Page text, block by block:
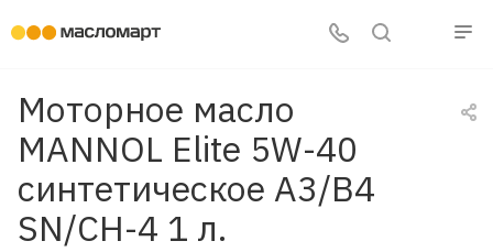
Моторное масло
MANNOL Elite 5W-40
синтетическое A3/B4
SN/CH-4 1 л.